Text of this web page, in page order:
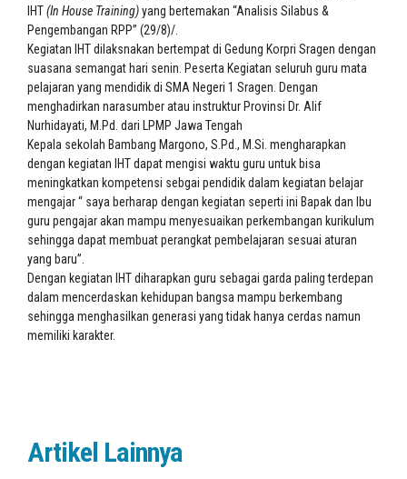
IHT(In House Training)yang bertemakan “Analisis Silabus &
Pengembangan RPP” (29/8)/.
Kegiatan IHT dilaksnakan bertempat di Gedung Korpri Sragen dengan
suasana semangat hari senin. Peserta Kegiatan seluruh guru mata
pelajaran yang mendidik di SMA Negeri 1 Sragen. Dengan
menghadirkan narasumber atau instruktur Provinsi Dr. Alif
Nurhidayati, M.Pd. dari LPMP Jawa Tengah
Kepala sekolah Bambang Margono, S.Pd., M.Si. mengharapkan
dengan kegiatan IHT dapat mengisi waktu guru untuk bisa
meningkatkan kompetensi sebgai pendidik dalam kegiatan belajar
mengajar “ saya berharap dengan kegiatan seperti ini Bapak dan Ibu
guru pengajar akan mampu menyesuaikan perkembangan kurikulum
sehingga dapat membuat perangkat pembelajaran sesuai aturan
yang baru”.
Dengan kegiatan IHT diharapkan guru sebagai garda paling terdepan
dalam mencerdaskan kehidupan bangsa mampu berkembang
sehingga menghasilkan generasi yang tidak hanya cerdas namun
memiliki karakter.
Artikel Lainnya